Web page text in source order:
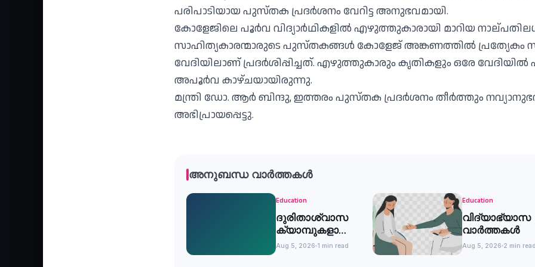
പരിപാടിയായ പുസ്തക പ്രദർശനം വേറിട്ട അനുഭവമായി.
കോളേജിലെ പൂർവ വിദ്യാർഥികളിൽ എഴുത്തുകാരായി മാറിയ
സാഹിത്യകാരന്മാരുടെ പുസ്തകങ്ങൾ കോളേജ് അങ്കണത്തിൽ പ്രത്യേകം
വേദിയിലാണ് പ്രദർശിപ്പിച്ചത്. എഴുത്തുകാരും കൃതികളും ഒരേ
അപൂർവ കാഴ്ചയായിരുന്നു.
മന്ത്രി ഡോ. ആർ ബിന്ദു, ഇത്തരം പുസ്തക പ്രദർശനം തീർത്തും
അഭിപ്രായപ്പെട്ടു.
അനുബന്ധ വാർത്തകൾ
Education
ദുരിതാശ്വാസ
ക്യാമ്പുകളായി
പ്രവര്‍ത്തിക്കുന്ന
Aug 5, 2026 1 min read
Education
വിദ്യാഭ്യാസ
വാർത്തകൾ
Aug 5, 2026 2 min read